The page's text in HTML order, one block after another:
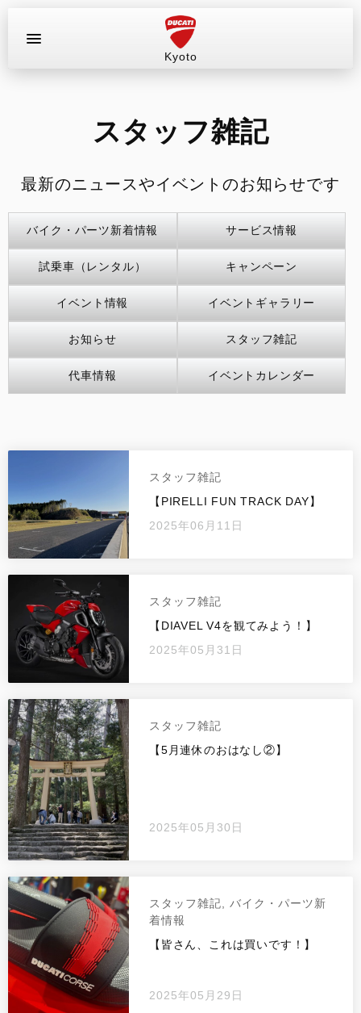
Kyoto
試乗車（レンタル）
キャンペーン
イベント
DOC京都
お支払いシミュレーション
コンフィギュレーター
お問い合わせ
スタッフ雑記
最新のニュースやイベントのお知らせです
バイク・パーツ新着情報 サービス情報
試乗車（レンタル） キャンペーン
イベント情報 イベントギャラリー
お知らせ スタッフ雑記
代車情報 イベントカレンダー
スタッフ雑記
【PIRELLI FUN TRACK DAY】
2025年06月11日
スタッフ雑記
【DIAVEL V4を観てみよう！】
2025年05月31日
スタッフ雑記
【5月連休のおはなし②】
2025年05月30日
スタッフ雑記, バイク・パーツ新
着情報
【皆さん、これは買いです！】
2025年05月29日